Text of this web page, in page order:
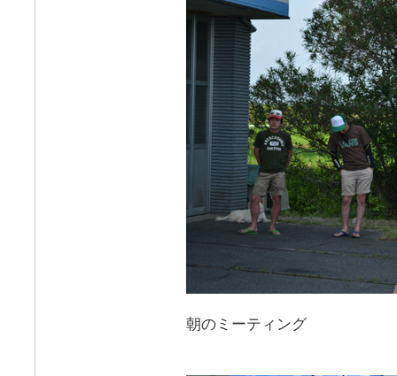
朝のミーティング